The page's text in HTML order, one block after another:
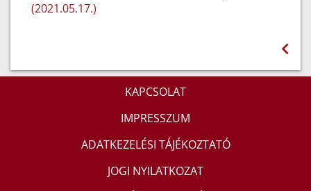
(2021.05.17.)
KAPCSOLAT
IMPRESSZUM
ADATKEZELÉSI TÁJÉKOZTATÓ
JOGI NYILATKOZAT